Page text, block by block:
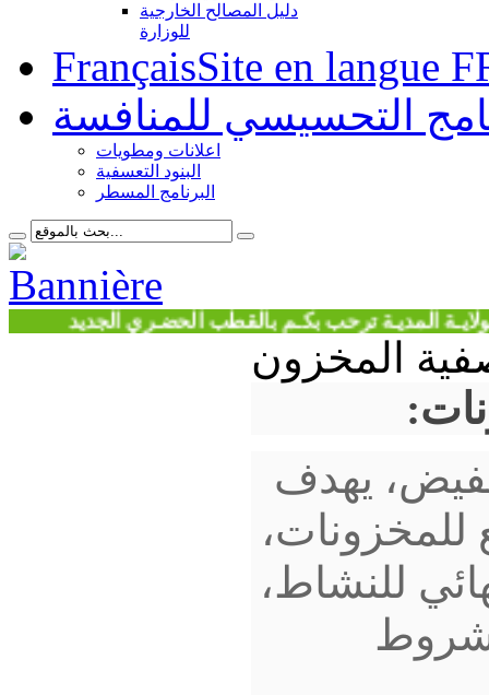
دليل المصالح الخارجية
للوزارة
FrançaisSite en langue
التحسيسي للمنافسة
اعلانات ومطويات
البنود التعسفية
البرنامج المسطر
المديـة ترحب بكـم بالقطب الحضـري الجديد
المخزون
يهدف
للنشاط،